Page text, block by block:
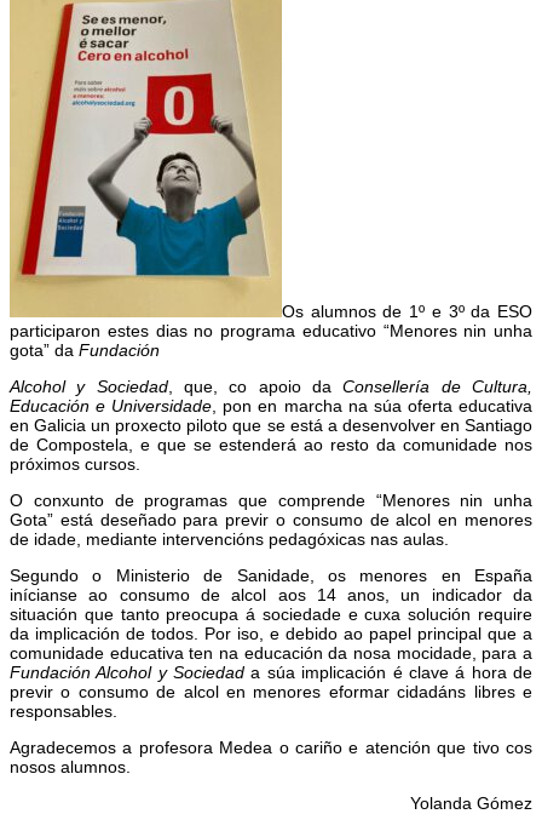
Os alumnos de 1º e 3º da ESO
participaron estes dias no programa educativo “Menores nin unha
gota” da Fundación
Alcohol y Sociedad, que, co apoio daConsellería de Cultura,
Educación e Universidade , pon en marcha na súa oferta educativa
en Galicia un proxecto piloto que se está a desenvolver en Santiago
de Compostela, e que se estenderá ao resto da comunidade nos
próximos cursos.
O conxunto de programas que comprende “Menores nin unha
Gota” está deseñado para previr o consumo de alcol en menores
de idade, mediante intervencións pedagóxicas nas aulas.
Segundo o Ministerio de Sanidade, os menores en España
inícianse ao consumo de alcol aos 14 anos, un indicador da
situación que tanto preocupa á sociedade e cuxa solución require
da implicación de todos. Por iso, e debido ao papel principal que a
comunidade educativa ten na educación da nosa mocidade, para a
Fundación Alcohol y Sociedad a súa implicación é clave á hora de
previr o consumo de alcol en menores eformar cidadáns libres e
responsables.
Agradecemos a profesora Medea o cariño e atención que tivo cos
nosos alumnos.
Yolanda Gómez